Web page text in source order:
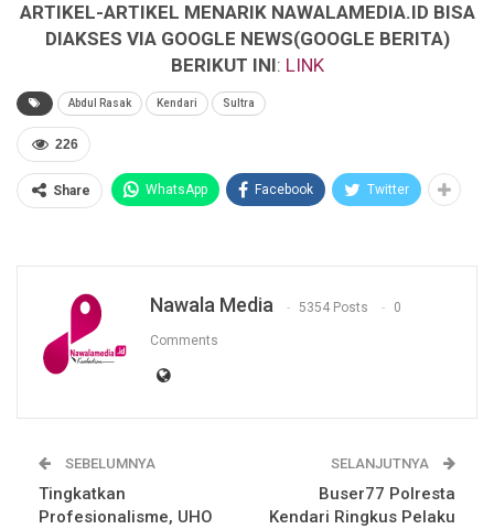
ARTIKEL-ARTIKEL MENARIK NAWALAMEDIA.ID BISA
DIAKSES VIA GOOGLE NEWS(GOOGLE BERITA)
BERIKUT INI: LINK
Abdul Rasak Kendari Sultra
226
Share WhatsApp Facebook Twitter
Nawala Media 5354 Posts 0
Comments
SEBELUMNYA
Tingkatkan
Profesionalisme, UHO
SELANJUTNYA
Buser77 Polresta
Kendari Ringkus Pelaku